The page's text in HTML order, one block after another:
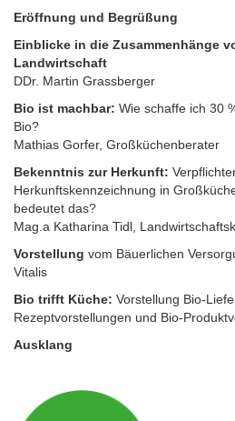
Eröffnung und Begrüßung
Einblicke in die Zusammenhänge
Landwirtschaft
DDr. Martin Grassberger
Bio ist machbar: Wie schaffe ich 30
Bio?
Mathias Gorfer, Großküchenberater
Bekenntnis zur Herkunft:
Herkunftskennzeichnung in
bedeutet das?
Mag.a Katharina Tidl,
Vorstellung vom Bäuerlichen
Vitalis
Bio trifft Küche: Vorstellung Bio-
Rezeptvorstellungen und Bio-
Ausklang